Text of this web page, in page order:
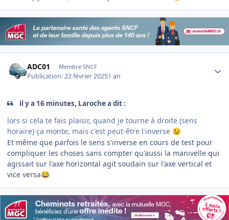
ADC01 Membre SNCF
Publication:22 février 20251 an
il y a 16 minutes, Laroche a dit :
lors si cela te fais plaisir, quand je tourne à droite (sens
horaire) ça monte, mais c'est peut-être l'inverse 😉
Et même que parfois le sens s'inverse en cours de test pour
compliquer les choses sans compter qu'aussi la manivelle qui
agissait sur l'axe horizontal agit soudain sur l'axe vertical et
vice versa😂